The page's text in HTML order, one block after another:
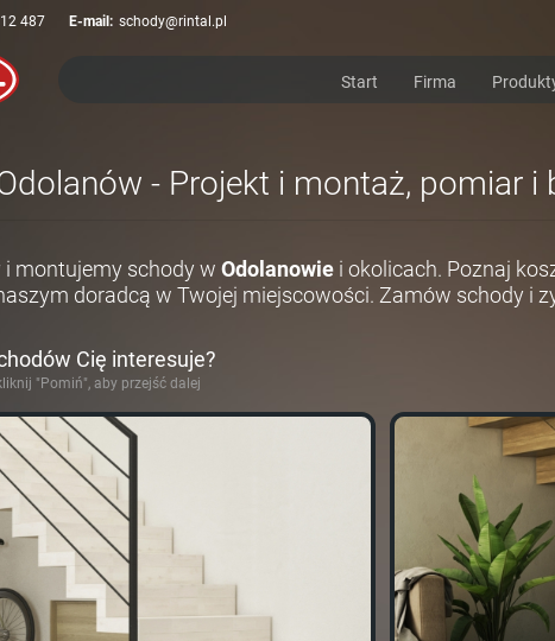
487 E-mail: schody@rintal.pl
Start Firma
- Projekt i montaż, pomiar i
i montujemy schody w Odolanowie i okolicach. Poznaj
doradcą w Twojej miejscowości. Zamów schody i
Cię interesuje?
"Pomiń", aby przejść dalej